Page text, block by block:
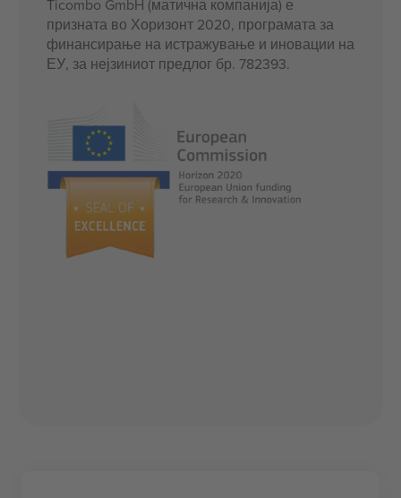
Ticombo GmbH (матична компанија) е
призната во Хоризонт 2020, програмата за
финансирање на истражување и иновации на
ЕУ, за нејзиниот предлог бр. 782393.